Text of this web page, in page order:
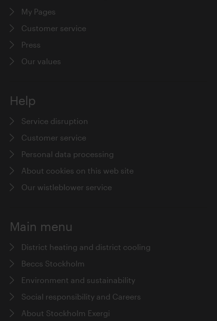
My Pages
Customer service
Press
Our values
Help
Service disruption
Customer service
Personal data processing
About cookies on this web site
Our wistleblower service
Main menu
District heating and district cooling
Beccs Stockholm
Environment and sustainability
Social responsibility and Careers
About Stockholm Exergi